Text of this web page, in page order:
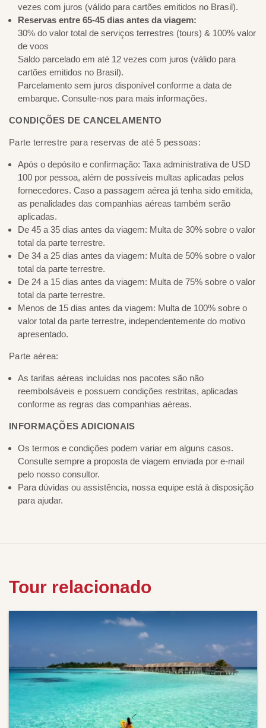
vezes com juros (válido para cartões emitidos no Brasil).
Reservas entre 65-45 dias antes da viagem:
30% do valor total de serviços terrestres (tours) & 100% valor
de voos
Saldo parcelado em até 12 vezes com juros (válido para
cartões emitidos no Brasil).
Parcelamento sem juros disponível conforme a data de
embarque. Consulte-nos para mais informações.
CONDIÇÕES DE CANCELAMENTO
Parte terrestre para reservas de até 5 pessoas:
Após o depósito e confirmação: Taxa administrativa de USD
100 por pessoa, além de possíveis multas aplicadas pelos
fornecedores. Caso a passagem aérea já tenha sido emitida,
as penalidades das companhias aéreas também serão
aplicadas.
De 45 a 35 dias antes da viagem: Multa de 30% sobre o valor
total da parte terrestre.
De 34 a 25 dias antes da viagem: Multa de 50% sobre o valor
total da parte terrestre.
De 24 a 15 dias antes da viagem: Multa de 75% sobre o valor
total da parte terrestre.
Menos de 15 dias antes da viagem: Multa de 100% sobre o
valor total da parte terrestre, independentemente do motivo
apresentado.
Parte aérea:
As tarifas aéreas incluídas nos pacotes são não
reembolsáveis e possuem condições restritas, aplicadas
conforme as regras das companhias aéreas.
INFORMAÇÕES ADICIONAIS
Os termos e condições podem variar em alguns casos.
Consulte sempre a proposta de viagem enviada por e-mail
pelo nosso consultor.
Para dúvidas ou assistência, nossa equipe está à disposição
para ajudar.
Tour relacionado